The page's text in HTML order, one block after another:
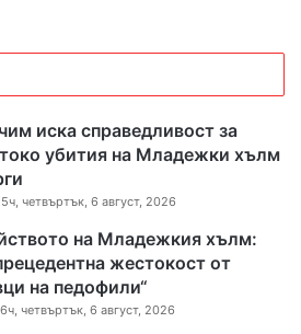
иска справедливост за
убития на Младежки хълм
четвъртък, 6 август, 2026
на Младежкия хълм:
жестокост от
на педофили“
четвъртък, 6 август, 2026